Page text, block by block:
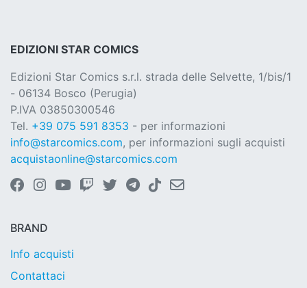
EDIZIONI STAR COMICS
Edizioni Star Comics s.r.l. strada delle Selvette, 1/bis/1
- 06134 Bosco (Perugia)
P.IVA 03850300546
Tel. +39 075 591 8353 - per informazioni
info@starcomics.com, per informazioni sugli acquisti
acquistaonline@starcomics.com
BRAND
Info acquisti
Contattaci